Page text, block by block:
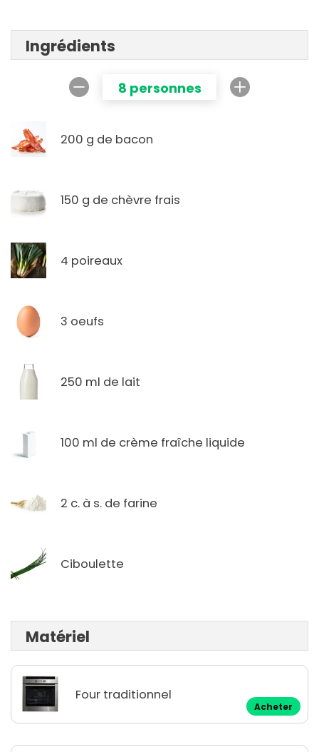
Ingrédients
8 personnes
200 g de bacon
150 g de chèvre frais
4 poireaux
3 oeufs
250 ml de lait
100 ml de crème fraîche liquide
2 c. à s. de farine
Ciboulette
Matériel
Four traditionnel
Acheter